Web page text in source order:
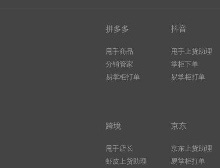
拼多多
甩手商品
分销管家
易掌柜打单
抖音
甩手上货助理
掌柜下单
易掌柜打单
跨境
甩手店长
虾皮上货助理
京东
京东上货助理
易掌柜打单